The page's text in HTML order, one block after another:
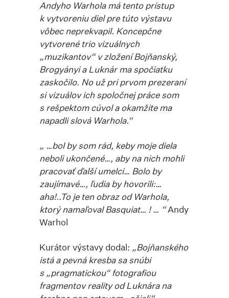
Andyho Warhola má tento prístup
k vytvoreniu diel pre túto výstavu
vôbec neprekvapil. Koncepčne
vytvorené trio vizuálnych
„muzikantov“ v zložení Bojňanský,
Brogyányi a Luknár ma spočiatku
zaskočilo. No už pri prvom prezeraní
si vizuálov ich spoločnej práce som
s rešpektom cúvol a okamžite ma
napadli slová Warhola.“
„ …bol by som rád, keby moje diela
neboli ukončené…, aby na nich mohli
pracovať ďalší umelci… Bolo by
zaujímavé…, ľudia by hovorili:…
aha!..To je ten obraz od Warhola,
ktorý namaľoval Basquiat… ! … “Andy
Warhol
Kurátor výstavy dodal: „Bojňanského
istá a pevná kresba sa snúbi
s „pragmatickou“ fotografiou
fragmentov reality od Luknára na